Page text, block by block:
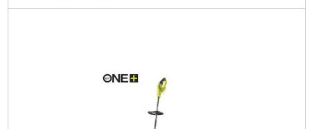
Код товара: 30.64.57